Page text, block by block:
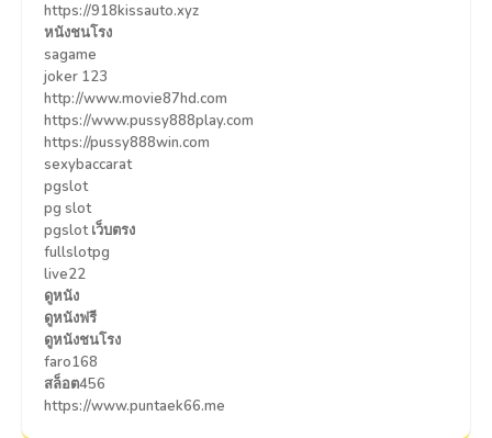
https://918kissauto.xyz
หนังชนโรง
sagame
joker 123
http://www.movie87hd.com
https://www.pussy888play.com
https://pussy888win.com
sexybaccarat
pgslot
pg slot
pgslot เว็บตรง
fullslotpg
live22
ดูหนัง
ดูหนังฟรี
ดูหนังชนโรง
faro168
สล็อต456
https://www.puntaek66.me